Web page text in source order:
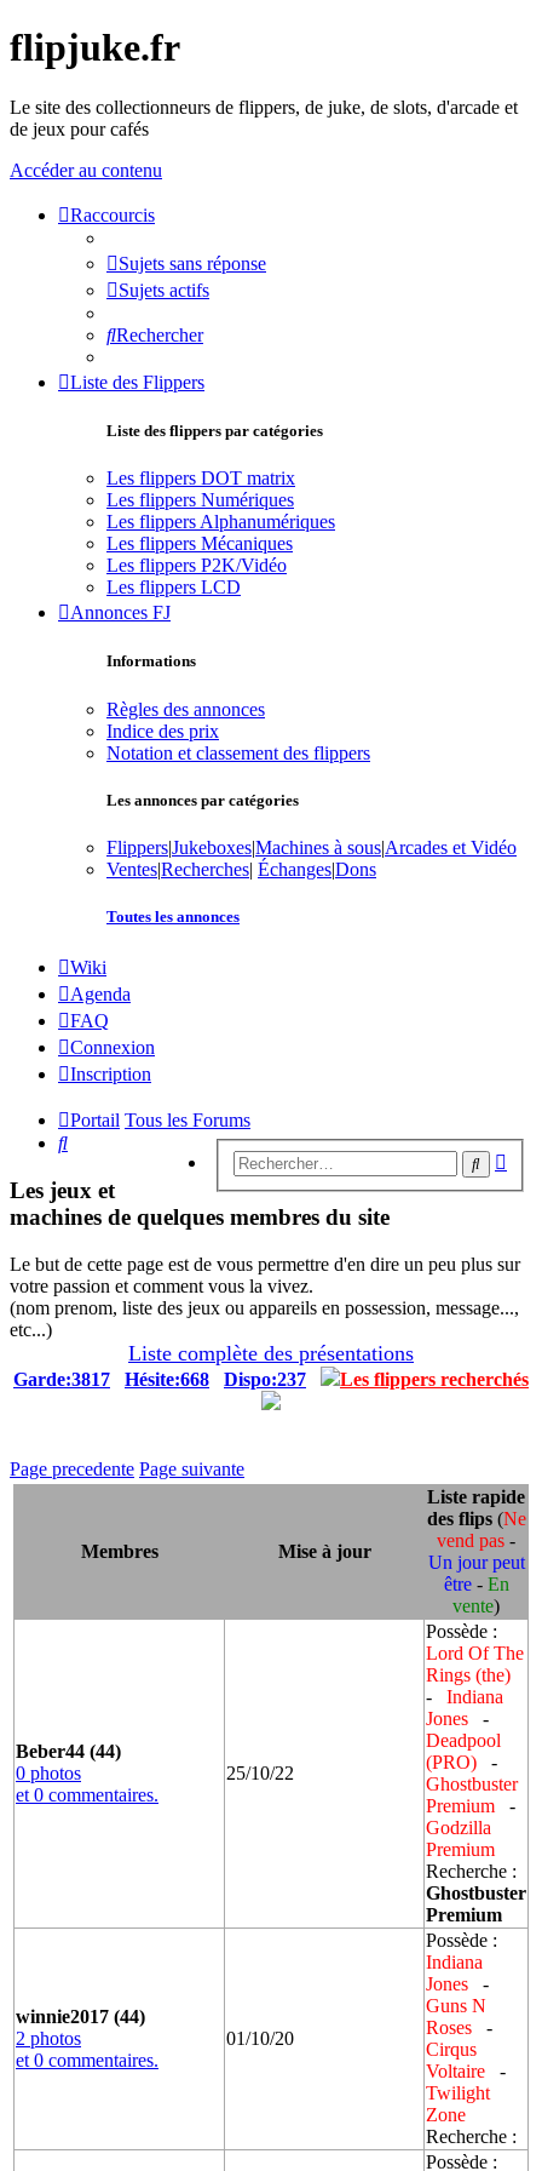
flipjuke.fr
Le site des collectionneurs de flippers, de juke, de slots, d'arcade et
de jeux pour cafés
Accéder au contenu
Raccourcis
Sujets sans réponse
Sujets actifs
Rechercher
Liste des Flippers
Liste des flippers par catégories
Les flippers DOT matrix
Les flippers Numériques
Les flippers Alphanumériques
Les flippers Mécaniques
Les flippers P2K/Vidéo
Les flippers LCD
Annonces FJ
Informations
Règles des annonces
Indice des prix
Notation et classement des flippers
Les annonces par catégories
Flippers|Jukeboxes|Machines à sous|Arcades et Vidéo
Ventes|Recherches| Échanges|Dons
Toutes les annonces
Wiki
Agenda
FAQ
Connexion
Inscription
Portail Tous les Forums
Rechercher
Les jeux et
machines de quelques membres du site
Le but de cette page est de vous permettre d'en dire un peu plus sur
votre passion et comment vous la vivez.
(nom prenom, liste des jeux ou appareils en possession, message...,
etc...)
Liste complète des présentations
Garde:3817 Hésite:668 Dispo:237 Les flippers recherchés
Page precedente Page suivante
Membres Mise à jour
Liste rapide
des flips(Ne
vend pas -
Un jour peut
être- En
vente)
Beber44 (44)
0 photos
et 0 commentaires.
25/10/22
Possède :
Lord Of The
Rings (the)
- Indiana
Jones -
Deadpool
(PRO) -
Ghostbuster
Premium -
Godzilla
Premium
Recherche :
Ghostbuster
Premium
winnie2017 (44)
2 photos
et 0 commentaires.
01/10/20
Possède :
Indiana
Jones -
Guns N
Roses -
Cirqus
Voltaire -
Twilight
Zone
Recherche :
Possède :